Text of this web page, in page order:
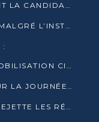
ONU : L’UNION AFRICAINE SOUTIENT LA CANDIDATURE DE MACKY SALL
MADIBOU PLONGÉ DANS LE NOIR MALGRÉ L’INSTALLATION D’UN NOUVEAU TRANSFORMATEUR
:
SOUVERAINETÉ NATIONALE
HENRI DJOMBO À L’HONNEUR POUR LA JOURNÉE MONDIALE DU THÉÂTRE
PRÉSIDENTIELLE : DESTIN GAVET REJETTE LES RÉSULTATS ET APPELLE À UN DIALOGUE NATIONAL